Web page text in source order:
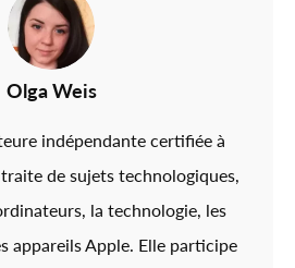
Olga Weis
indépendante certifiée à
de sujets technologiques,
la technologie, les
appareils Apple. Elle participe